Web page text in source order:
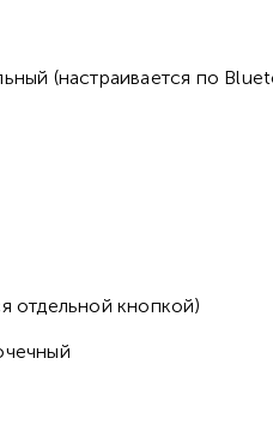
(настраивается по
отдельной кнопкой)